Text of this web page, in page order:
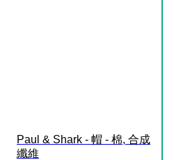
Paul & Shark - 帽 - 棉, 合成
纖維